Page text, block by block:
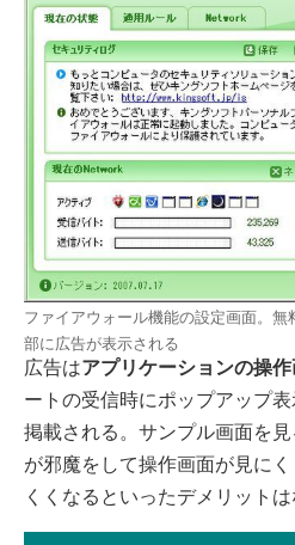
ファイアウォール機能の設定画面。
部に広告が表示される
広告はアプリケーションの操
ートの受信時にポップアップ表
掲載される。サンプル画面を
が邪魔をして操作画面が見に
くくなるといったデメリットは